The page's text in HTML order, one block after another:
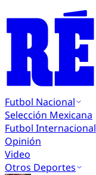
Futbol Nacional
Selección Mexicana
Futbol Internacional
Opinión
Video
Otros Deportes